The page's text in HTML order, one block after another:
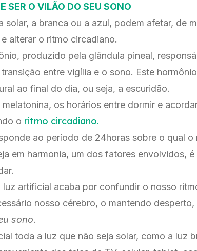
SER O VILÃO DO SEU SONO
solar, a branca ou a azul, podem afetar, de
alterar o ritmo circadiano.
produzido pela glândula pineal,
entre vigília e o sono. Este
ao final do dia, ou seja, a escuridão.
os horários entre dormir e
o ritmo circadiano.
ao período de 24horas sobre o qual
em harmonia, um dos fatores envolvidos,
luz artificial acaba por confundir o nosso
nosso cérebro, o mantendo
sono.
toda a luz que não seja solar, como a luz